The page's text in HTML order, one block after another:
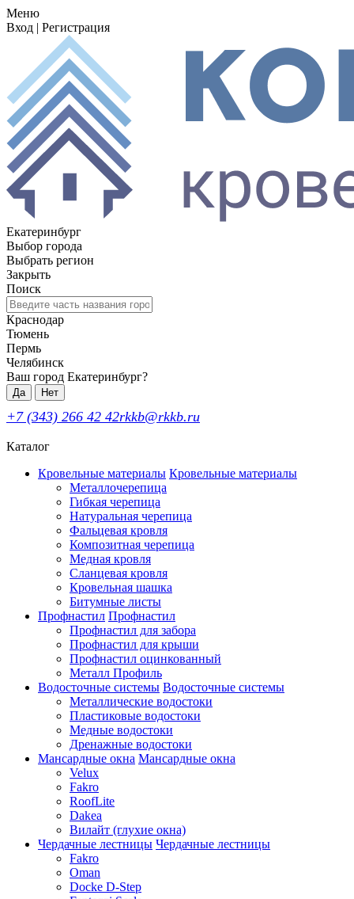
Меню
Вход | Регистрация
Екатеринбург
Выбор города
Выбрать регион
Закрыть
Поиск
Краснодар
Тюмень
Пермь
Челябинск
Ваш город Екатеринбург?
Да Нет
+7 (343) 266 42 42rkkb@rkkb.ru
Каталог
Кровельные материалы Кровельные материалы
Металлочерепица
Гибкая черепица
Натуральная черепица
Фальцевая кровля
Композитная черепица
Медная кровля
Сланцевая кровля
Кровельная шашка
Битумные листы
Профнастил Профнастил
Профнастил для забора
Профнастил для крыши
Профнастил оцинкованный
Металл Профиль
Водосточные системы Водосточные системы
Металлические водостоки
Пластиковые водостоки
Медные водостоки
Дренажные водостоки
Мансардные окна Мансардные окна
Velux
Fakro
RoofLite
Dakea
Вилайт (глухие окна)
Чердачные лестницы Чердачные лестницы
Fakro
Oman
Docke D-Step